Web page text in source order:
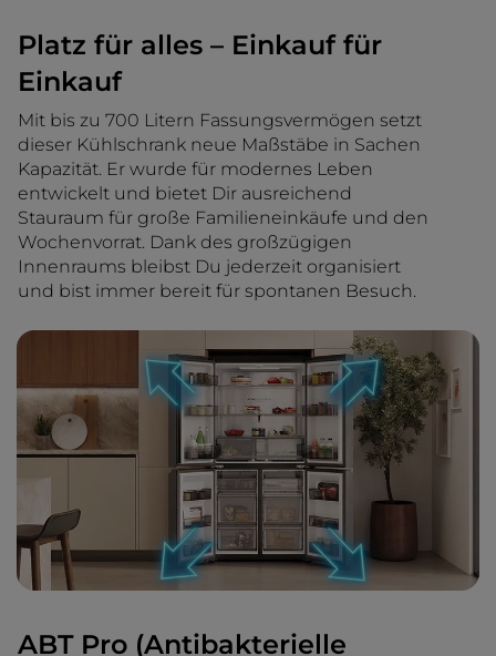
Platz für alles – Einkauf für
Einkauf
Mit bis zu 700 Litern Fassungsvermögen setzt
dieser Kühlschrank neue Maßstäbe in Sachen
Kapazität. Er wurde für modernes Leben
entwickelt und bietet Dir ausreichend
Stauraum für große Familieneinkäufe und den
Wochenvorrat. Dank des großzügigen
Innenraums bleibst Du jederzeit organisiert
und bist immer bereit für spontanen Besuch.
ABT Pro (Antibakterielle